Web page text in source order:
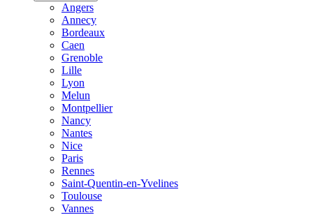
Angers
Annecy
Bordeaux
Caen
Grenoble
Lille
Lyon
Melun
Montpellier
Nancy
Nantes
Nice
Paris
Rennes
Saint-Quentin-en-Yvelines
Toulouse
Vannes